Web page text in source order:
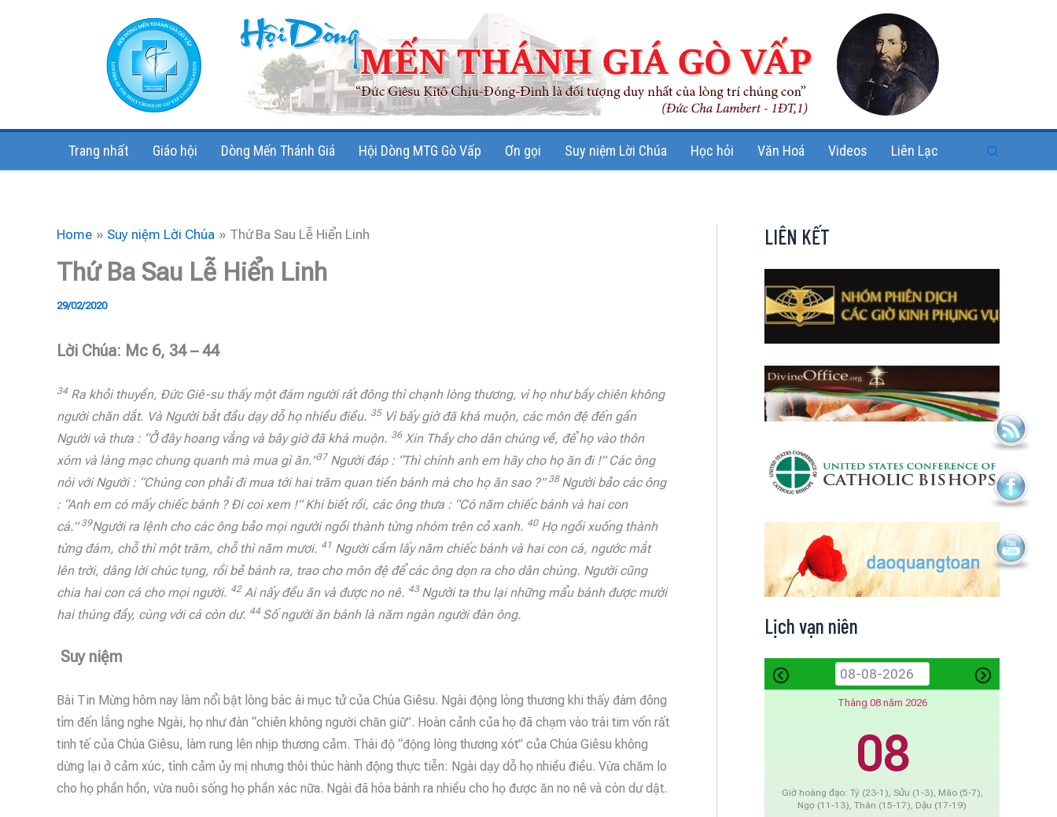
Trang nhất Giáo hội Dòng Mến Thánh Giá Hội Dòng MTG Gò Vấp Ơn gọi Suy niệm Lời Chúa Học hỏi Văn Hoá Videos Liên Lạc Search
Home Suy niệm Lời Chúa Thứ Ba Sau Lễ Hiển Linh
Thứ Ba Sau Lễ Hiển Linh
29/02/2020
Lời Chúa: Mc 6, 34 – 44
34 Ra khỏi thuyền, Đức Giê-su thấy một đám người rất đông thì chạnh lòng thương, vì họ như bầy chiên không
người chăn dắt. Và Người bắt đầu dạy dỗ họ nhiều điều. 35 Vì bấy giờ đã khá muộn, các môn đệ đến gần
Người và thưa : “Ở đây hoang vắng và bây giờ đã khá muộn. 36 Xin Thầy cho dân chúng về, để họ vào thôn
xóm và làng mạc chung quanh mà mua gì ăn.”37Người đáp : “Thì chính anh em hãy cho họ ăn đi !” Các ông
nói với Người : “Chúng con phải đi mua tới hai trăm quan tiền bánh mà cho họ ăn sao ?”38 Người bảo các ông
: “Anh em có mấy chiếc bánh ? Đi coi xem !” Khi biết rồi, các ông thưa : “Có năm chiếc bánh và hai con
cá.”39Người ra lệnh cho các ông bảo mọi người ngồi thành từng nhóm trên cỏ xanh. 40Họ ngồi xuống thành
từng đám, chỗ thì một trăm, chỗ thì năm mươi. 41 Người cầm lấy năm chiếc bánh và hai con cá, ngước mắt
lên trời, dâng lời chúc tụng, rồi bẻ bánh ra, trao cho môn đệ để các ông dọn ra cho dân chúng. Người cũng
chia hai con cá cho mọi người. 42Ai nấy đều ăn và được no nê. 43 Người ta thu lại những mẩu bánh được mười
hai thúng đầy, cùng với cá còn dư. 44 Số người ăn bánh là năm ngàn người đàn ông.
Suy niệm
Bài Tin Mừng hôm nay làm nổi bật lòng bác ái mục tử của Chúa Giêsu. Ngài động lòng thương khi thấy đám đông
tìm đến lắng nghe Ngài, họ như đàn “chiên không người chăn giữ”. Hoàn cảnh của họ đã chạm vào trái tim vốn rất
tinh tế của Chúa Giêsu, làm rung lên nhịp thương cảm. Thái độ “động lòng thương xót” của Chúa Giêsu không
dừng lại ở cảm xúc, tình cảm ủy mị nhưng thôi thúc hành động thực tiễn: Ngài dạy dỗ họ nhiều điều. Vừa chăm lo
cho họ phần hồn, vừa nuôi sống họ phần xác nữa. Ngài đã hóa bánh ra nhiều cho họ được ăn no nê và còn dư dật.
LIÊN KẾT
Lịch vạn niên
Tháng 08 năm 2026
08
Giờ hoàng đạo: Tý (23-1), Sửu (1-3), Mão (5-7),
Ngọ (11-13), Thân (15-17), Dậu (17-19)